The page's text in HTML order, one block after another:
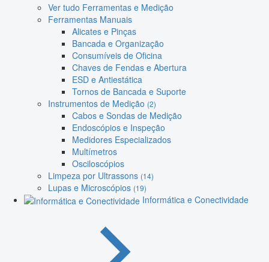
Ver tudo Ferramentas e Medição
Ferramentas Manuais
Alicates e Pinças
Bancada e Organização
Consumíveis de Oficina
Chaves de Fendas e Abertura
ESD e Antiestática
Tornos de Bancada e Suporte
Instrumentos de Medição (2)
Cabos e Sondas de Medição
Endoscópios e Inspeção
Medidores Especializados
Multímetros
Osciloscópios
Limpeza por Ultrassons (14)
Lupas e Microscópios (19)
Informática e Conectividade